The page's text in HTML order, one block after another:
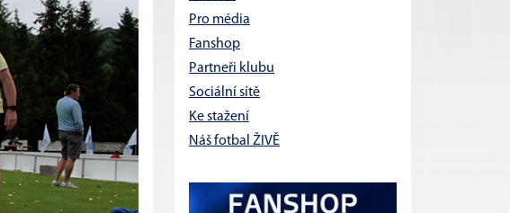
Pro média
Fanshop
Partneři klubu
Sociální sítě
Ke stažení
Náš fotbal ŽIVĚ